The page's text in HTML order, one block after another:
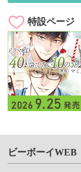
特設ページ
ビーボーイWEB